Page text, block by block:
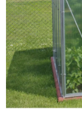
hviezdičiek.